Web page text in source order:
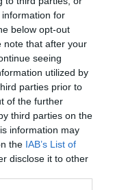
for
below opt-out
note that after your
seeing
utilized by
parties prior to
of the further
third parties on the
information may
the IAB’s List of
disclose it to other